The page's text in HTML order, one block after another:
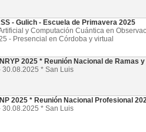
- Gulich - Escuela de Primavera 2025
y Computación Cuántica en
- Presencial en Córdoba y virtual
2025 * Reunión Nacional de Ramas
30.08.2025 * San Luis
2025 * Reunión Nacional Profesional
30.08.2025 * San Luis